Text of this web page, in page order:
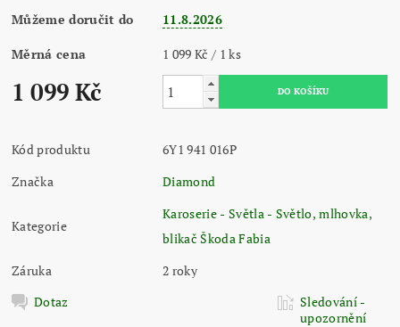
Můžeme doručit do 11.8.2026
Měrná cena 1 099 Kč / 1 ks
1 099 Kč
Kód produktu
6Y1 941 016P
Značka
Diamond
Kategorie
Karoserie - Světla - Světlo, mlhovka,
blikač Škoda Fabia
Záruka
2 roky
Dotaz
Sledování -
upozornění